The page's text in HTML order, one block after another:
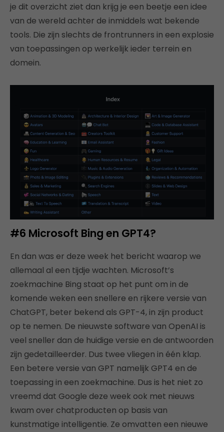
je dit overzicht ziet dan krijg je een beetje een idee
van de wereld achter de inmiddels wat bekende
tools. Die zijn slechts de frontrunners in een explosie
van toepassingen op werkelijk ieder terrein en
domein.
#6 Microsoft Bing en GPT4?
En dan was er deze week het bericht waarop we
allemaal al een tijdje wachten. Microsoft’s
zoekmachine Bing staat op het punt om in de
komende weken een snellere en rijkere versie van
ChatGPT, beter bekend als GPT-4, in zijn product
op te nemen. De nieuwste software van OpenAI is
veel sneller dan de huidige versie en de antwoorden
zijn gedetailleerder. Dus twee vliegen in één klap.
Een betere versie van GPT namelijk GPT4 en de
toepassing in een zoekmachine. Dus is het niet zo
vreemd dat Google deze week ook met nieuws
kwam over chatproducten op basis van
kunstmatige intelligentie. Ze omvatten een nieuwe